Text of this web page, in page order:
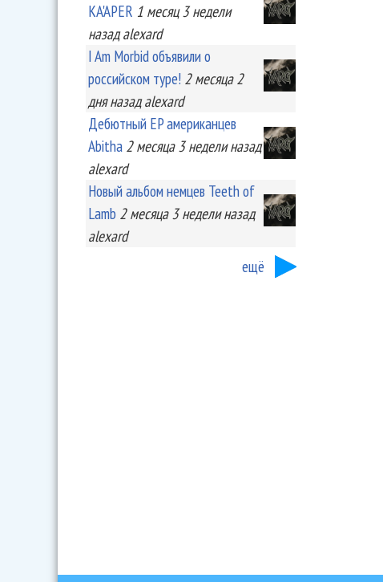
KA'APER 1 месяц 3 недели
назад alexard
I Am Morbid объявили о
российском туре! 2 месяца 2
дняназад alexard
Дебютный EP американцев
Abitha 2 месяца 3 неделиназад
alexard
Новый альбом немцев Teeth of
Lamb 2 месяца 3 неделиназад
alexard
ещё